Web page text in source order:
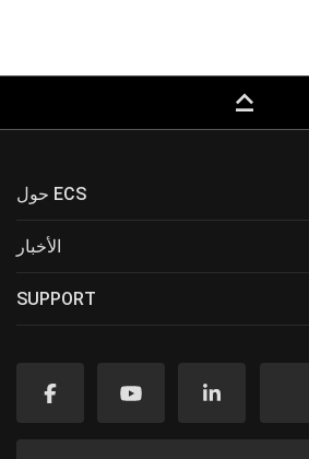
keyboard_capslock
حول ECS
الأخبار
SUPPORT